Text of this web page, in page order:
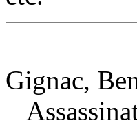
Gignac,